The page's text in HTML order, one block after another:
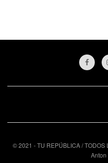
© 2021 - TU REPÚBLICA / TODOS